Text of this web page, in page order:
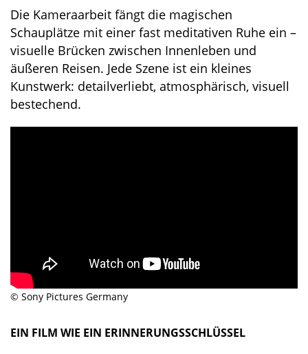
Die Kameraarbeit fängt die magischen
Schauplätze mit einer fast meditativen Ruhe ein –
visuelle Brücken zwischen Innenleben und
äußeren Reisen. Jede Szene ist ein kleines
Kunstwerk: detailverliebt, atmosphärisch, visuell
bestechend.
© Sony Pictures Germany
EIN FILM WIE EIN ERINNERUNGSSCHLÜSSEL